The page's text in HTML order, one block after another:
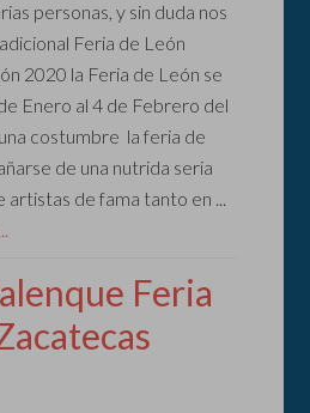
personas, y sin duda nos
Feria de León
2020 la Feria de León se
Enero al 4 de Febrero del
costumbre la feria de
de una nutrida seria
de fama tanto en ...
Feria